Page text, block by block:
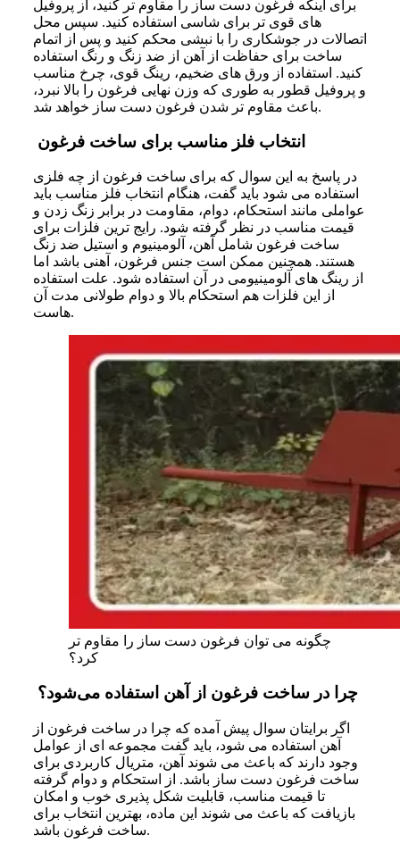
برای اینکه فرغون دست ساز را مقاوم تر کنید، از پروفیل
های قوی تر برای شاسی استفاده کنید. سپس محل
اتصالات در جوشکاری را با نبشی محکم کنید و پس از اتمام
ساخت برای حفاظت از آهن از ضد زنگ و رنگ استفاده
کنید. استفاده از ورق های ضخیم، رینگ قوی، چرخ مناسب
و پروفیل قطور به طوری که وزن نهایی فرغون را بالا نبرد،
باعث مقاوم تر شدن فرغون دست ساز خواهد شد.
انتخاب فلز مناسب برای ساخت فرغون
در پاسخ به این سوال که برای ساخت فرغون از چه فلزی
استفاده می شود باید گفت، هنگام انتخاب فلز مناسب باید
عواملی مانند استحکام، دوام، مقاومت در برابر زنگ‌ زدن و
قیمت مناسب در نظر گرفته شود. رایج ترین فلزات برای
ساخت فرغون شامل آهن، آلومینیوم و استیل ضد زنگ
هستند. همچنین ممکن است جنس فرغون، آهنی باشد اما
از رینگ های آلومینیومی در آن استفاده شود. علت استفاده
از این فلزات هم استحکام بالا و دوام طولانی مدت آن
هاست.
چگونه می‌ توان فرغون دست ساز را مقاوم‌ تر
کرد؟
چرا در ساخت فرغون از آهن استفاده می‌شود؟
اگر برایتان سوال پیش آمده که چرا در ساخت فرغون از
آهن استفاده می شود، باید گفت مجموعه ای از عوامل
وجود دارند که باعث می شوند آهن، متریال کاربردی برای
ساخت فرغون دست ساز باشد. از استحکام و دوام گرفته
تا قیمت مناسب، قابلیت شکل‌ پذیری خوب و امکان
بازیافت که باعث می شوند این ماده، بهترین انتخاب برای
ساخت فرغون باشد.